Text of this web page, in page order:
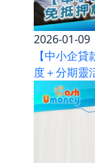
2026-01-09
【中小企
度＋分期靈